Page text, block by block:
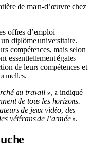
de main-d’œuvre chez
offres d’emploi
diplôme universitaire.
compétences, mais selon
essentiellement égales
de leurs compétences et
du travail », a indiqué
de tous les horizons.
de jeux vidéo, des
vétérans de l’armée ».